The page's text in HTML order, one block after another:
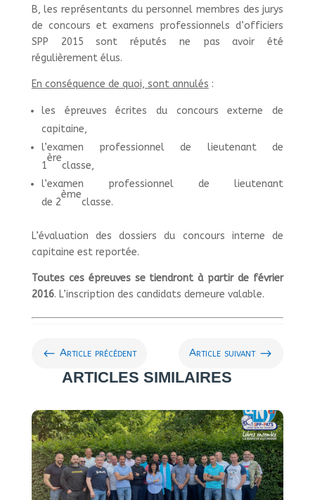
B, les représentants du personnel membres des jurys
de concours et examens professionnels d’officiers
SPP 2015 sont réputés ne pas avoir été
régulièrement élus.
En conséquence de quoi, sont annulés :
les épreuves écrites du concours externe de
capitaine,
l’examen professionnel de lieutenant de
1
ère
classe,
l’examen professionnel de lieutenant
de 2
ème
classe.
L’évaluation des dossiers du concours interne de
capitaine est reportée.
Toutes ces épreuves se tiendront à partir de février
2016. L’inscription des candidats demeure valable.
# Article précédent Article suivant $
ARTICLES SIMILAIRES